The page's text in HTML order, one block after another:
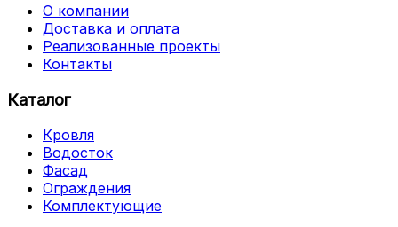
О компании
Доставка и оплата
Реализованные проекты
Контакты
Каталог
Кровля
Водосток
Фасад
Ограждения
Комплектующие